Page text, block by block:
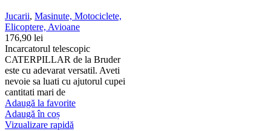
Jucarii, Masinute, Motociclete,
Elicoptere, Avioane
176,90 lei
Incarcatorul telescopic
CATERPILLAR de la Bruder
este cu adevarat versatil. Aveti
nevoie sa luati cu ajutorul cupei
cantitati mari de
Adaugă la favorite
Adaugă în coș
Vizualizare rapidă